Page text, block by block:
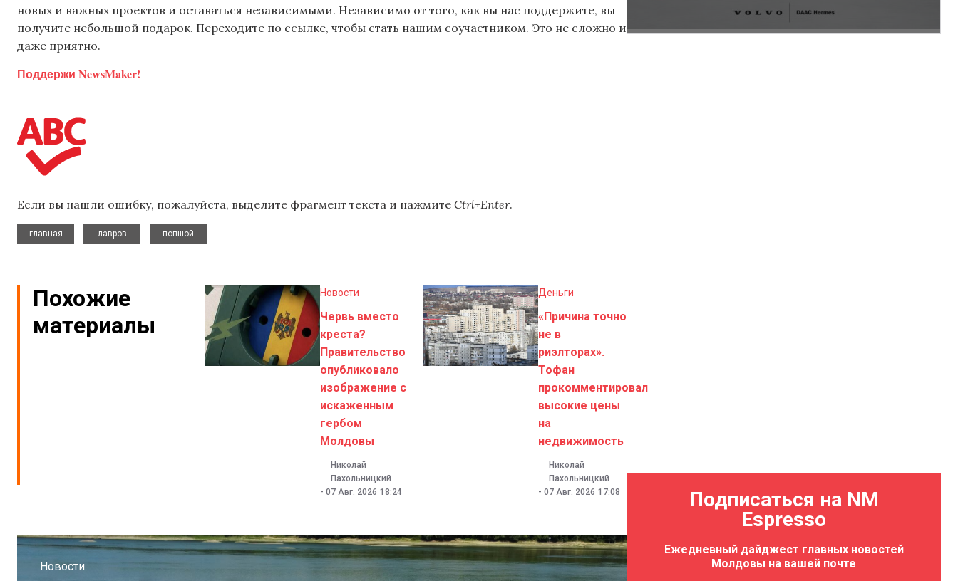
новых и важных проектов и оставаться независимыми. Независимо от того, как вы нас поддержите, вы
получите небольшой подарок. Переходите по ссылке, чтобы стать нашим соучастником. Это не сложно и
даже приятно.
Поддержи NewsMaker!
Если вы нашли ошибку, пожалуйста, выделите фрагмент текста и нажмите Ctrl+Enter.
главная
лавров
попшой
Похожие
материалы
Новости
Червь вместо
креста?
Правительство
опубликовало
изображение с
искаженным
гербом
Молдовы
Николай
Пахольницкий
- 07 Авг. 2026 18:24
Деньги
«Причина точно
не в
риэлторах».
Тофан
прокомментировал
высокие цены
на
недвижимость
Николай
Пахольницкий
- 07 Авг. 2026 17:08
Новости
Подписаться на NM
Espresso
Ежедневный дайджест главных новостей
Молдовы на вашей почте